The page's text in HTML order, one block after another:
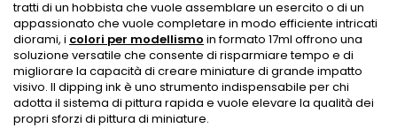
tratti di un hobbista che vuole assemblare un esercito o di un
appassionato che vuole completare in modo efficiente intricati
diorami, i colori per modellismo in formato 17ml offrono una
soluzione versatile che consente di risparmiare tempo e di
migliorare la capacità di creare miniature di grande impatto
visivo. Il dipping ink è uno strumento indispensabile per chi
adotta il sistema di pittura rapida e vuole elevare la qualità dei
propri sforzi di pittura di miniature.